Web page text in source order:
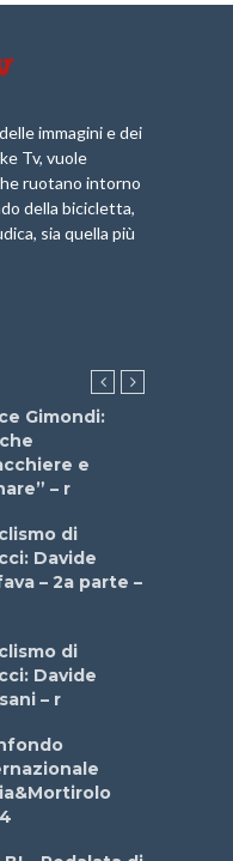
immagini e dei
Tv, vuole
ruotano intorno
della bicicletta,
sia quella più
Gimondi:
e
– r
di
Davide
– 2a parte –
di
Davide
– r